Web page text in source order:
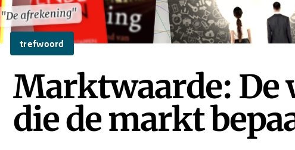
"De afrekening"
"De afrekening"
trefwoord
Marktwaarde: De
die de markt